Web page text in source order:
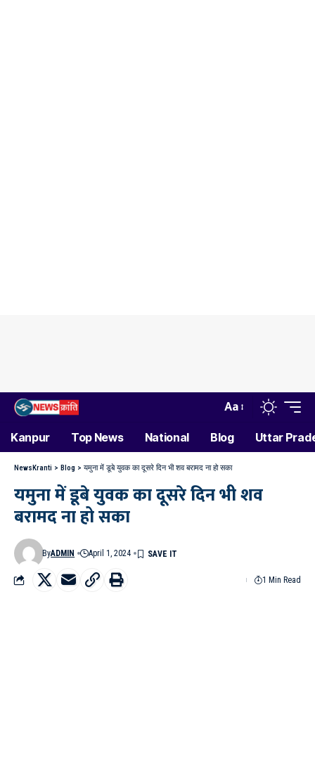
Aa
Kanpur Top News National Blog Uttar
NewsKranti > Blog > यमुना में डूबे युवक का दूसरे दिन भी शव बरामद ना हो सका
यमुना में डूबे युवक का दूसरे दिन भी शव
बरामद ना हो सका
ByADMIN April 1, 2024
1 Min Read